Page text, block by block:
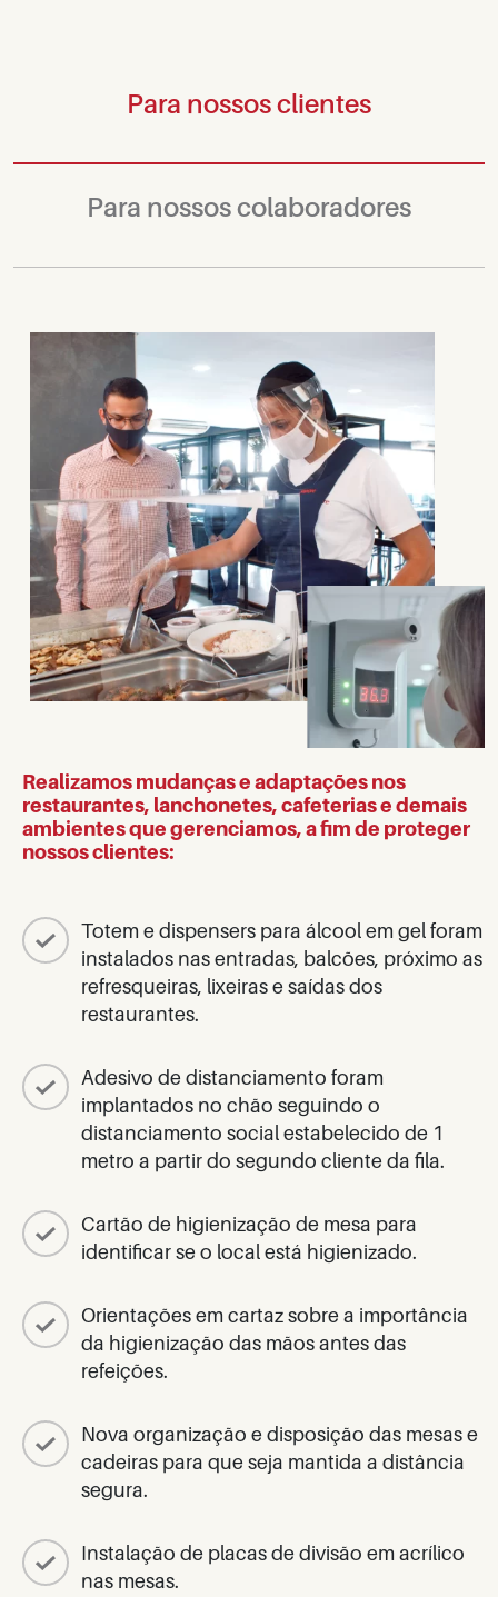
Para nossos clientes
Para nossos colaboradores
Realizamos mudanças e adaptações nos
restaurantes, lanchonetes, cafeterias e demais
ambientes que gerenciamos, a fim de proteger
nossos clientes:
Totem e dispensers para álcool em gel foram
instalados nas entradas, balcões, próximo as
refresqueiras, lixeiras e saídas dos
restaurantes.
Adesivo de distanciamento foram
implantados no chão seguindo o
distanciamento social estabelecido de 1
metro a partir do segundo cliente da fila.
Cartão de higienização de mesa para
identificar se o local está higienizado.
Orientações em cartaz sobre a importância
da higienização das mãos antes das
refeições.
Nova organização e disposição das mesas e
cadeiras para que seja mantida a distância
segura.
Instalação de placas de divisão em acrílico
nas mesas.